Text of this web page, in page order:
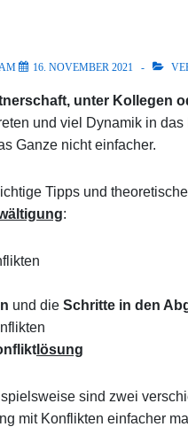
16. NOVEMBER 2021
unter Kollegen
und viel Dynamik in
Ganze nicht einfacher.
Tipps und
:
und die Schritte in den
lösung
sind zwei
mit Konflikten einfacher